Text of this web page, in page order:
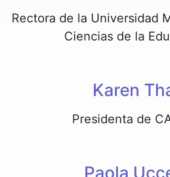
Rectora de la Universidad
Ciencias de la
Karen
Presidenta de
Paola